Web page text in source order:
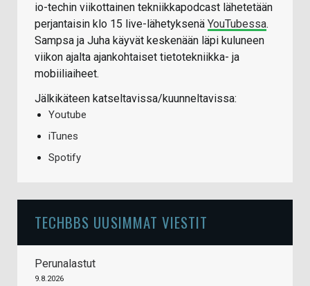
io-techin viikottainen tekniikkapodcast lähetetään
perjantaisin klo 15 live-lähetyksenä YouTubessa.
Sampsa ja Juha käyvät keskenään läpi kuluneen
viikon ajalta ajankohtaiset tietotekniikka- ja
mobiiliaiheet.
Jälkikäteen katseltavissa/kuunneltavissa:
Youtube
iTunes
Spotify
TECHBBS UUSIMMAT VIESTIT
Perunalastut
9.8.2026